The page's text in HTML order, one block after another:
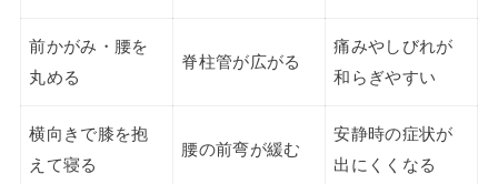
前かがみ・腰を
丸める
脊柱管が広がる
痛みやしびれが
和らぎやすい
横向きで膝を抱
えて寝る
腰の前弯が緩む
安静時の症状が
出にくくなる